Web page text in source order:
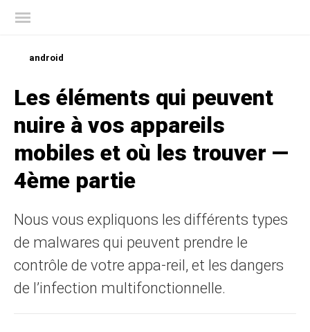
android
Les éléments qui peuvent
nuire à vos appareils
mobiles et où les trouver —
4ème partie
Nous vous expliquons les différents types
de malwares qui peuvent prendre le
contrôle de votre appa-reil, et les dangers
de l’infection multifonctionnelle.